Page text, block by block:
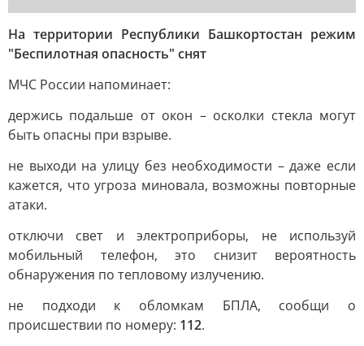
На территории Республики Башкортостан режим
"Беспилотная опасность" снят
МЧС России напоминает:
держись подальше от окон – осколки стекла могут
быть опасны при взрыве.
не выходи на улицу без необходимости – даже если
кажется, что угроза миновала, возможны повторные
атаки.
отключи свет и электроприборы, не используй
мобильный телефон, это снизит вероятность
обнаружения по тепловому излучению.
не подходи к обломкам БПЛА, сообщи о
происшествии по номеру: 112.